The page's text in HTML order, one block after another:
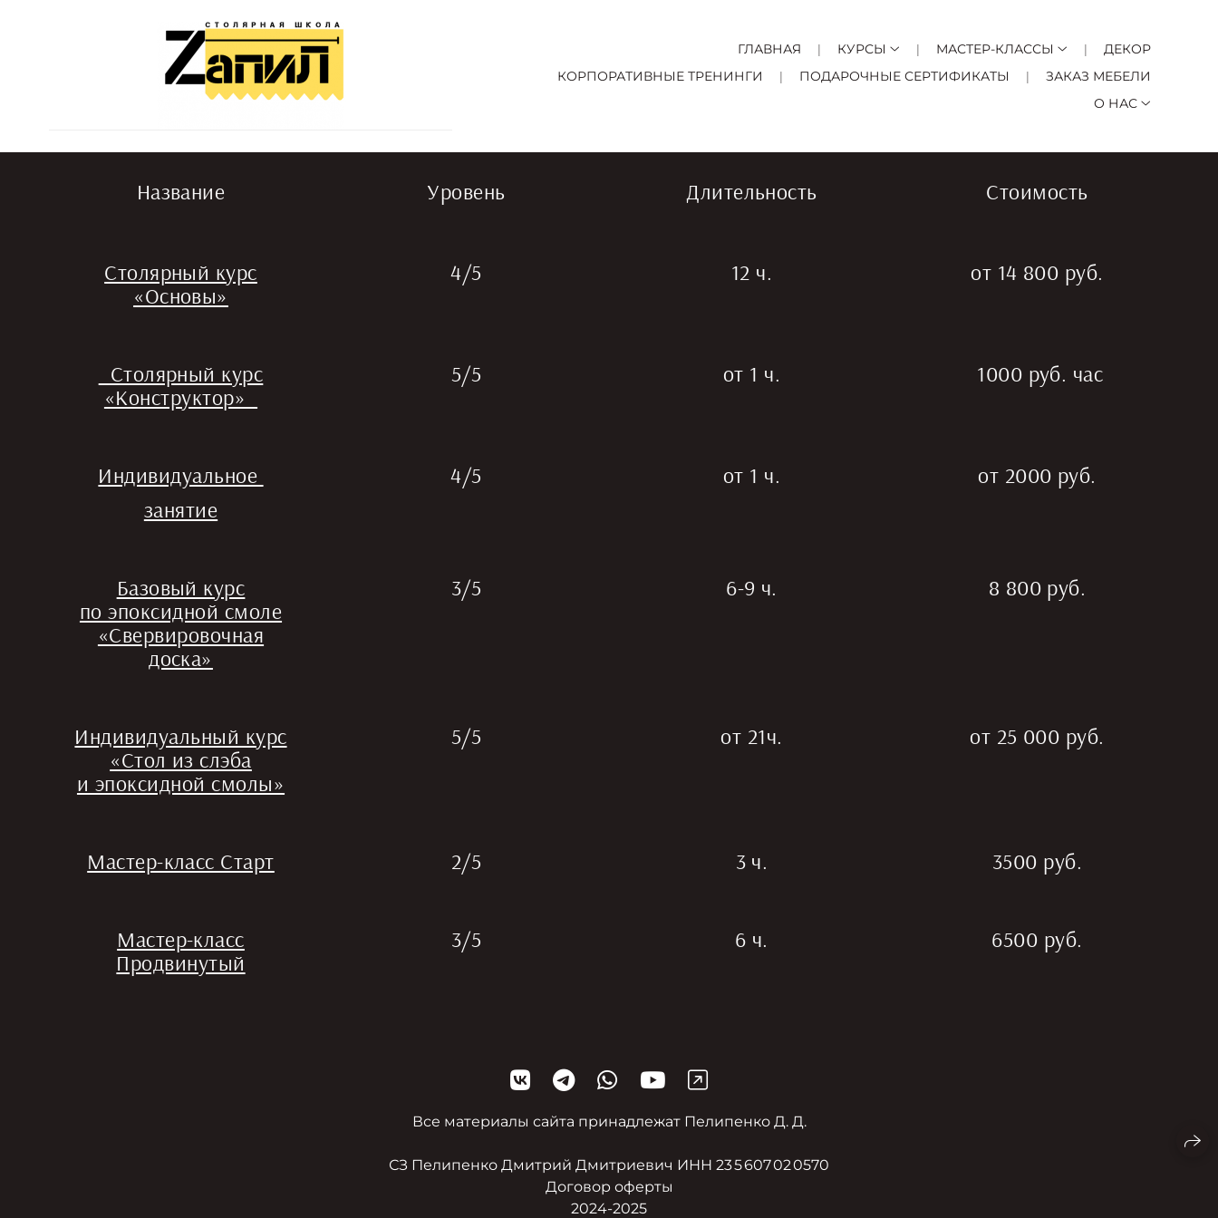
ГЛАВНАЯ КУРСЫ МАСТЕР-КЛАССЫ
ДЕКОР
КОРПОРАТИВНЫЕ ТРЕНИНГИ
ПОДАРОЧНЫЕ СЕРТИФИКАТЫ
ЗАКАЗ МЕБЕЛИ
О НАС
Название
Столярный курс
«Основы»
Уровень
4/5
Длительность
12 ч.
Стоимость
от 14 800 руб.
Столярный курс
«Конструктор»
5/5 от 1 ч. 1000 руб. час
Индивидуальное
занятие
4/5 от 1 ч. от 2000 руб.
Базовый курс
по эпоксидной смоле
«Свервировочная
доска»
3/5 6-9 ч. 8 800 руб.
Индивидуальный курс
«Стол из слэба
и эпоксидной смолы»
5/5 от 21ч. от 25 000 руб.
Мастер-класс Старт 2/5 3 ч. 3500 руб.
Мастер-класс
Продвинутый
3/5 6 ч. 6500 руб.
Все материалы сайта принадлежат Пелипенко Д. Д.
СЗ Пелипенко Дмитрий Дмитриевич ИНН 23 5 607 02 0570
Договор оферты
2024-2025